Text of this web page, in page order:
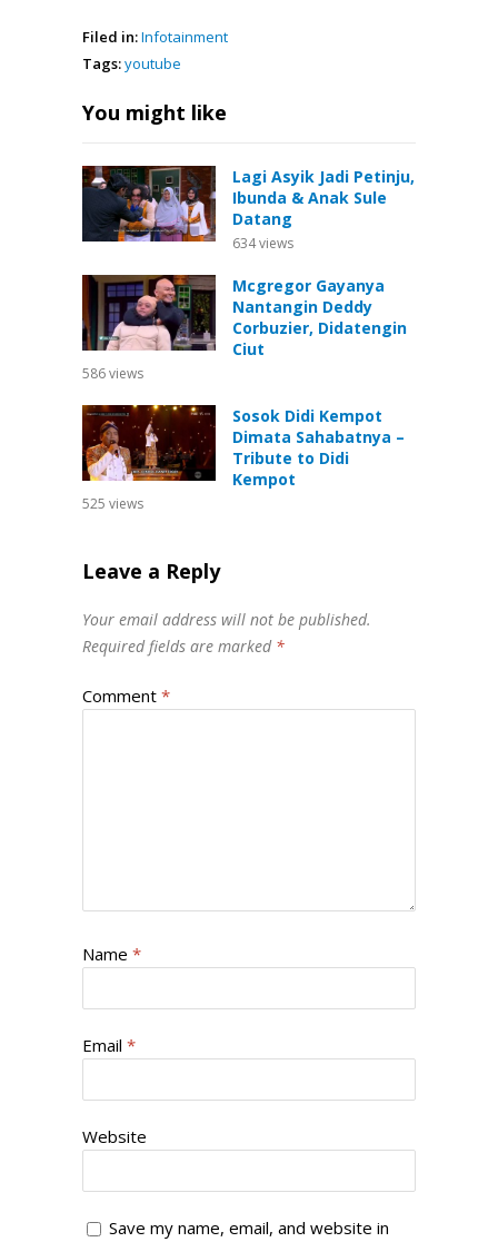
Filed in:Infotainment
Tags:youtube
You might like
Lagi Asyik Jadi Petinju,
Ibunda & Anak Sule
Datang
634views
Mcgregor Gayanya
Nantangin Deddy
Corbuzier, Didatengin
Ciut
586views
Sosok Didi Kempot
Dimata Sahabatnya –
Tribute to Didi
Kempot
525 views
Leave a Reply
Your email address will not be published.
Required fields are marked *
Comment *
Name *
Email *
Website
Save my name, email, and website in